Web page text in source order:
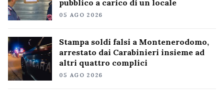
pubblico a carico di un locale
05 AGO 2026
Stampa soldi falsi a Montenerodomo,
arrestato dai Carabinieri insieme ad
altri quattro complici
05 AGO 2026